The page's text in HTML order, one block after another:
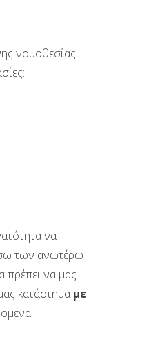
νομοθεσίας
να
των ανωτέρω
πρέπει να μας
κατάστημα με